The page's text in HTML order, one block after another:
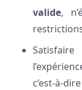
valide,
c’est-à-